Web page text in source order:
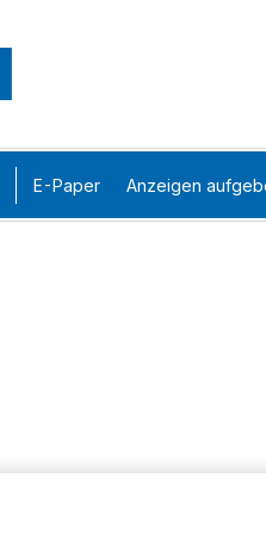
E-Paper Anzeigen